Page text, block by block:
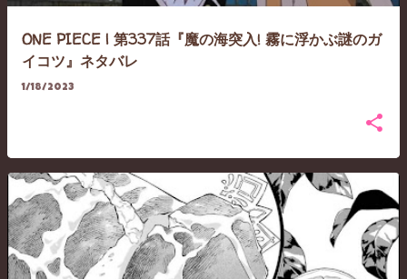
ONE PIECE | 第337話『魔の海突入! 霧に浮かぶ謎のガ
イコツ』ネタバレ
1/18/2023